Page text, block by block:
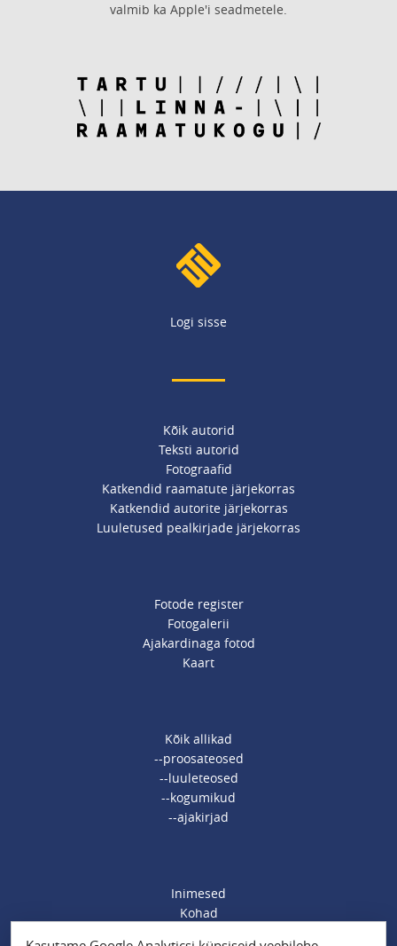
valmib ka Apple'i seadmetele.
Logi sisse
Kõik autorid
Teksti autorid
Fotograafid
Katkendid raamatute järjekorras
Katkendid autorite järjekorras
Luuletused pealkirjade järjekorras
Fotode register
Fotogalerii
Ajakardinaga fotod
Kaart
Kõik allikad
--proosateosed
--luuleteosed
--kogumikud
--ajakirjad
Inimesed
Kohad